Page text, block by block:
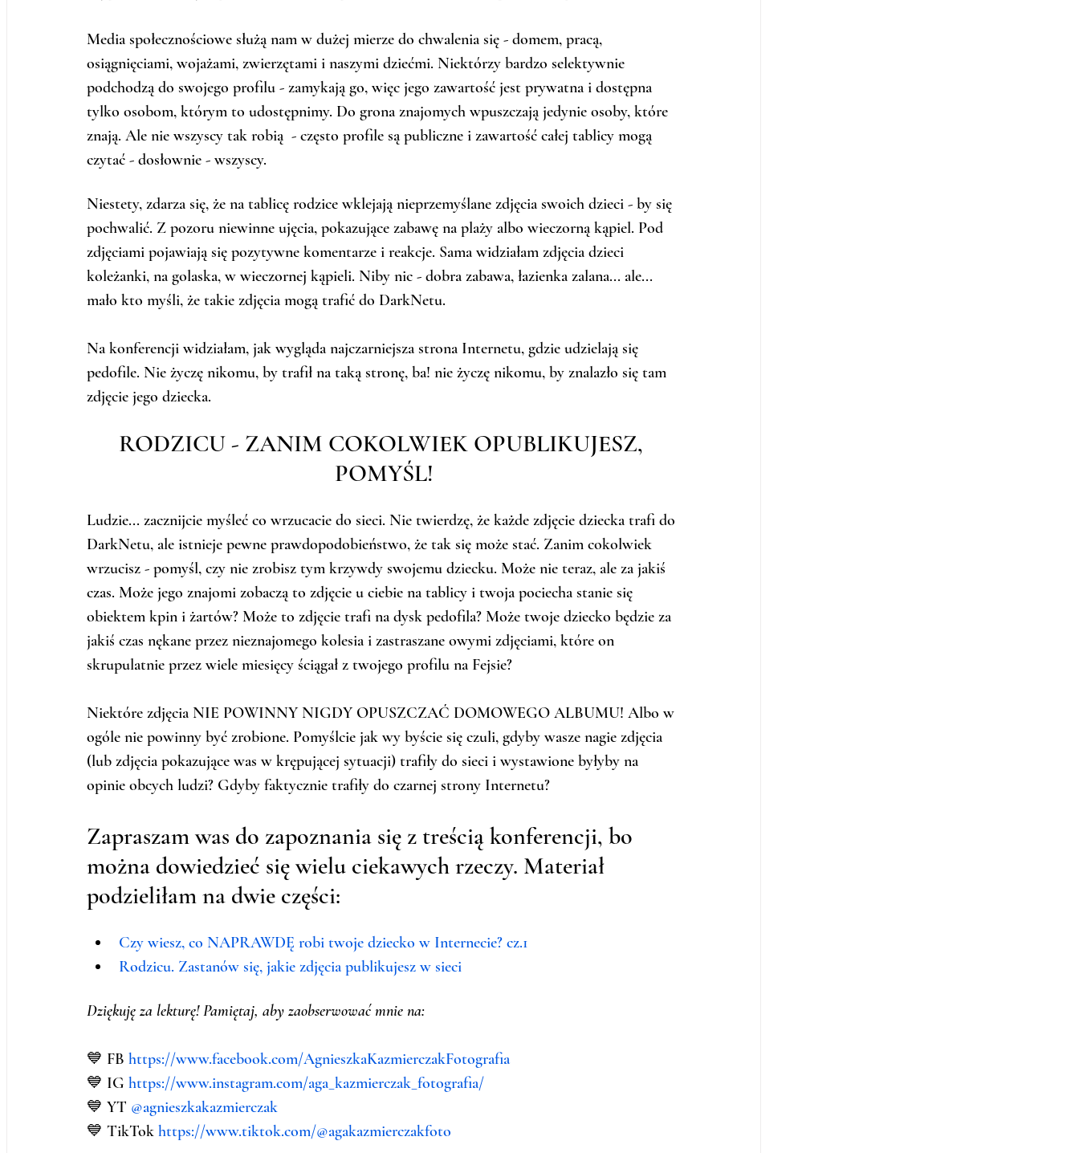
Media społecznościowe służą nam w dużej mierze do chwalenia się - domem, pracą,
osiągnięciami, wojażami, zwierzętami i naszymi dziećmi. Niektórzy bardzo selektywnie
podchodzą do swojego profilu - zamykają go, więc jego zawartość jest prywatna i dostępna
tylko osobom, którym to udostępnimy. Do grona znajomych wpuszczają jedynie osoby, które
znają. Ale nie wszyscy tak robią  - często profile są publiczne i zawartość całej tablicy mogą
czytać - dosłownie - wszyscy.
Niestety, zdarza się, że na tablicę rodzice wklejają nieprzemyślane zdjęcia swoich dzieci - by się
pochwalić. Z pozoru niewinne ujęcia, pokazujące zabawę na plaży albo wieczorną kąpiel. Pod
zdjęciami pojawiają się pozytywne komentarze i reakcje. Sama widziałam zdjęcia dzieci
koleżanki, na golaska, w wieczornej kąpieli. Niby nic - dobra zabawa, łazienka zalana... ale...
mało kto myśli, że takie zdjęcia mogą trafić do DarkNetu.
Na konferencji widziałam, jak wygląda najczarniejsza strona Internetu, gdzie udzielają się
pedofile. Nie życzę nikomu, by trafił na taką stronę, ba! nie życzę nikomu, by znalazło się tam
zdjęcie jego dziecka.
RODZICU - ZANIM COKOLWIEK OPUBLIKUJESZ,
POMYŚL!
Ludzie... zacznijcie myśleć co wrzucacie do sieci. Nie twierdzę, że każde zdjęcie dziecka trafi do
DarkNetu, ale istnieje pewne prawdopodobieństwo, że tak się może stać. Zanim cokolwiek
wrzucisz - pomyśl, czy nie zrobisz tym krzywdy swojemu dziecku. Może nie teraz, ale za jakiś
czas. Może jego znajomi zobaczą to zdjęcie u ciebie na tablicy i twoja pociecha stanie się
obiektem kpin i żartów? Może to zdjęcie trafi na dysk pedofila? Może twoje dziecko będzie za
jakiś czas nękane przez nieznajomego kolesia i zastraszane owymi zdjęciami, które on
skrupulatnie przez wiele miesięcy ściągał z twojego profilu na Fejsie?
Niektóre zdjęcia NIE POWINNY NIGDY OPUSZCZAĆ DOMOWEGO ALBUMU! Albo w
ogóle nie powinny być zrobione. Pomyślcie jak wy byście się czuli, gdyby wasze nagie zdjęcia
(lub zdjęcia pokazujące was w krępującej sytuacji) trafiły do sieci i wystawione byłyby na
opinie obcych ludzi? Gdyby faktycznie trafiły do czarnej strony Internetu?
Zapraszam was do zapoznania się z treścią konferencji, bo
można dowiedzieć się wielu ciekawych rzeczy. Materiał
podzieliłam na dwie części:
Czy wiesz, co NAPRAWDĘ robi twoje dziecko w Internecie? cz.1
Rodzicu. Zastanów się, jakie zdjęcia publikujesz w sieci
Dziękuję za lekturę! Pamiętaj, aby zaobserwować mnie na:
💙 FB https://www.facebook.com/AgnieszkaKazmierczakFotografia
💙 IG https://www.instagram.com/aga_kazmierczak_fotografia/
💙 YT @agnieszkakazmierczak
💙 TikTok https://www.tiktok.com/@agakazmierczakfoto